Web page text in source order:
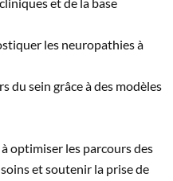
les neuropathies à
du sein grâce à des modèles
optimiser les parcours des
et soutenir la prise de